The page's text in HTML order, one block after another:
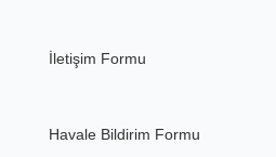
İletişim Formu
Havale Bildirim Formu